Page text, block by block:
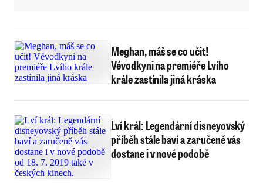
Meghan, máš se co učit!
Vévodkyni na premiéře Lvího
krále zastínila jiná kráska
Lví král: Legendární disneyovský
příběh stále baví a zaručeně vás
dostane i v nové podobě